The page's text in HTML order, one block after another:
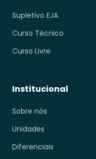
Supletivo EJA
Curso Técnico
Curso Livre
Institucional
Sobre nós
Unidades
Diferenciais